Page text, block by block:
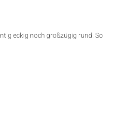
eckig noch großzügig rund. So